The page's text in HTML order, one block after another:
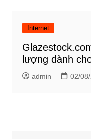
Internet
lượng dành
admin 02/